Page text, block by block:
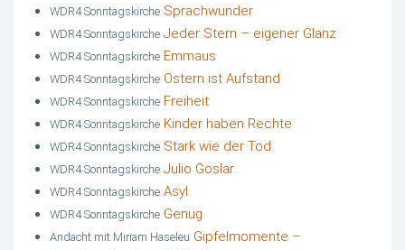
WDR4 Sonntagskirche Sprachwunder
WDR4 Sonntagskirche Jeder Stern – eigener Glanz
WDR4 Sonntagskirche Emmaus
WDR4 Sonntagskirche Ostern ist Aufstand
WDR4 Sonntagskirche Freiheit
WDR4 Sonntagskirche Kinder haben Rechte
WDR4 Sonntagskirche Stark wie der Tod.
WDR4 Sonntagskirche Julio Goslar.
WDR4 Sonntagskirche Asyl.
WDR4 Sonntagskirche Genug.
Andacht mit Miriam Haseleu Gipfelmomente –